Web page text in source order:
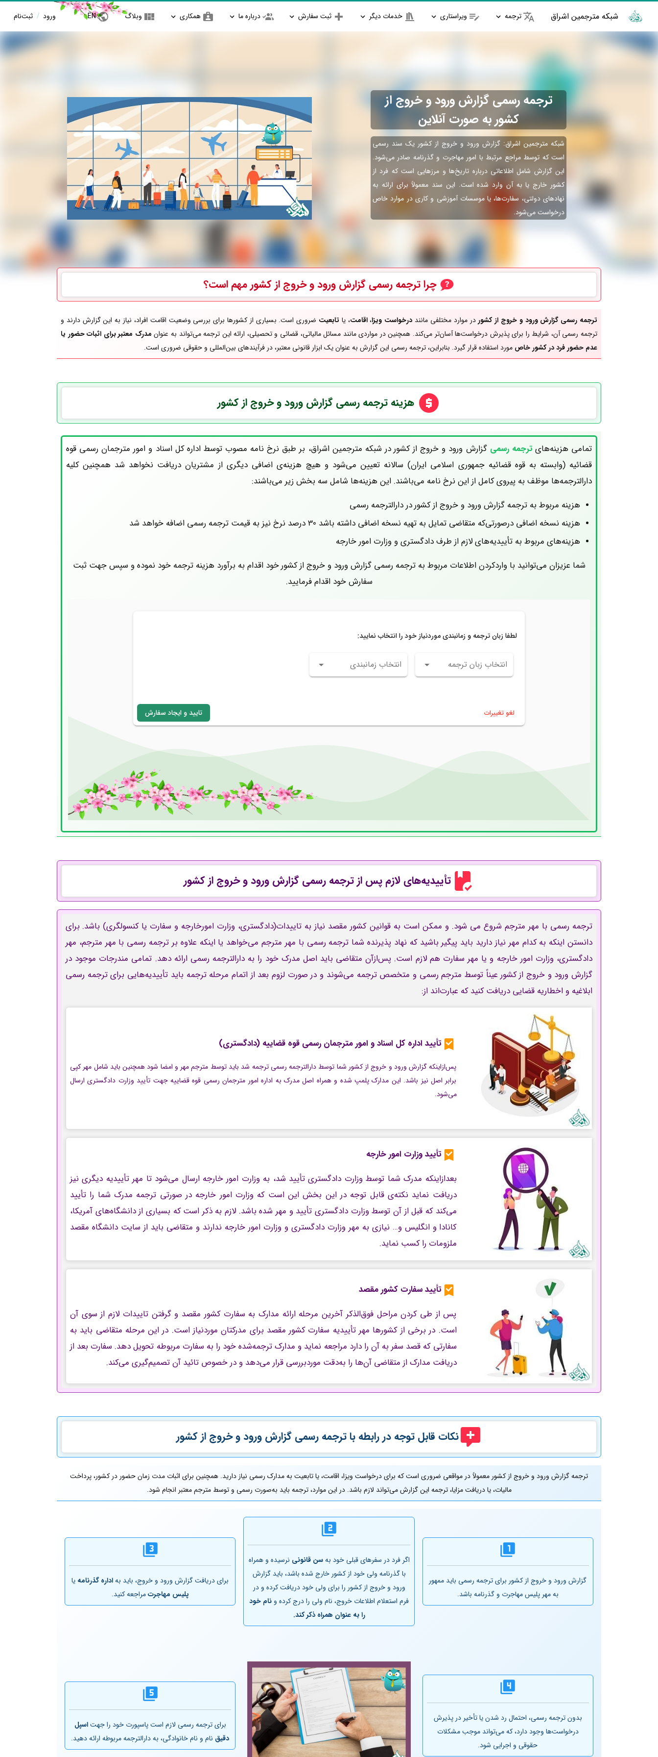
شبکه مترجمین اشراق ترجمه ویراستاری خدمات دیگر ثبت سفارش درباره ما همکاری وبلاگ EN ورود / ثبت‌نام
ترجمه رسمی گزارش ورود و خروج از
کشور به صورت آنلاین
شبکه مترجمین اشراق: گزارش ورود و خروج از کشور یک سند رسمی
است که توسط مراجع مرتبط با امور مهاجرت و گذرنامه صادر می‌شود.
این گزارش شامل اطلاعاتی درباره تاریخ‌ها و مرزهایی است که فرد از
کشور خارج یا به آن وارد شده است. این سند معمولاً برای ارائه به
نهادهای دولتی، سفارت‌ها، یا موسسات آموزشی و کاری در موارد خاص
درخواست می‌شود.
چرا ترجمه رسمیگزارش ورود و خروج از کشورمهم است؟
ترجمه رسمی گزارش ورود و خروج از کشور در موارد مختلفی مانند درخواست ویزا،اقامت، یا تابعیت ضروری است. بسیاری از کشورها برای بررسی وضعیت اقامت افراد، نیاز به این گزارش دارند و
ترجمه رسمی آن، شرایط را برای پذیرش درخواست‌ها آسان‌تر می‌کند. همچنین در مواردی مانند مسائل مالیاتی، قضائی و تحصیلی، ارائه این ترجمه می‌تواند به عنوانمدرک معتبر برای اثبات حضور یا
عدم حضور فرد در کشور خاص مورد استفاده قرار گیرد. بنابراین، ترجمه رسمی این گزارش به عنوان یک ابزار قانونی معتبر، در فرآیندهای بین‌المللی و حقوقی ضروری است.
هزینه ترجمه رسمی گزارش ورود و خروج از کشور
تمامی هزینه‌هایترجمه رسمی گزارش ورود و خروج از کشوردر شبکه مترجمین اشراق، بر طبق نرخ نامه مصوب توسط اداره کل اسناد و امور مترجمان رسمی قوه
قضائیه (وابسته به قوه قضائیه جمهوری اسلامی ایران) سالانه تعیین می‌شود و هیچ هزینه‌ی اضافی دیگری از مشتریان دریافت نخواهد شد همچنین کلیه
دارالترجمه‌ها موظف به پیروی کامل از این نرخ نامه می‌باشند. این هزینه‌ها شامل سه بخش زیر می‌باشند:
هزینه مربوط به ترجمه گزارش ورود و خروج از کشوردر دارالترجمه رسمی
هزینه نسخه اضافی درصورتی‌که متقاضی تمایل به تهیه نسخه اضافی داشته باشد 30 درصد نرخ نیز به قیمت ترجمه رسمی اضافه خواهد شد
هزینه‌های مربوط به تأییدیه‌های لازم از طرف دادگستری و وزارت امور خارجه
شما عزیزان می‌توانید با واردکردن اطلاعات مربوط به ترجمه رسمی گزارش ورود و خروج از کشورخود اقدام به برآورد هزینه ترجمه خود نموده و سپس جهت ثبت
سفارش خود اقدام فرمایید.
تأییدیه‌های لازم پس از ترجمه رسمی گزارش ورود و خروج از کشور
ترجمه رسمی با مهر مترجم شروع می شود. و ممکن است به قوانین کشور مقصد نیاز به تاییدات(دادگستری، وزارت امورخارجه و سفارت یا کنسولگری) باشد. برای
دانستن اینکه به کدام مهر نیاز دارید باید پیگیر باشید که نهاد پذیرنده شما ترجمه رسمی با مهر مترجم می‌خواهد یا اینکه علاوه بر ترجمه رسمی با مهر مترجم، مهر
دادگستری، وزارت امور خارجه و یا مهر سفارت هم لازم است. پس‌ازآن متقاضی باید اصل مدرک خود را به دارالترجمه رسمی ارائه دهد. تمامی مندرجات موجود در
گزارش ورود و خروج از کشور عیناً توسط مترجم رسمی و متخصص ترجمه می‌شوند و در صورت لزوم بعد از اتمام مرحله ترجمه باید تأییدیه‌هایی برای ترجمه رسمی
ابلاغیه و اخطاریه قضایی دریافت کنید که عبارت‌اند از:
تأیید اداره کل اسناد و امور مترجمان رسمی قوه قضاییه (دادگستری)
پس‌ازاینکه گزارش ورود و خروج از کشور شما توسط دارالترجمه رسمی ترجمه شد باید توسط مترجم مهر و امضا شود همچنین باید شامل مهر کپی
برابر اصل نیز باشد. این مدارک پلمپ شده و همراه اصل مدرک به اداره امور مترجمان رسمی قوه قضاییه جهت تأیید وزارت دادگستری ارسال
می‌شود.
تأیید وزارت امور خارجه
بعدازاینکه مدرک شما توسط وزارت دادگستری تأیید شد، به وزارت امور خارجه ارسال می‌شود تا مهر تأییدیه دیگری نیز
دریافت نماید نکته‌ی قابل توجه در این بخش این است که وزارت امور خارجه در صورتی ترجمه مدرک شما را تأیید
می‌کند که قبل از آن توسط وزارت دادگستری تأیید و مهر شده باشد. لازم به ذکر است که بسیاری از دانشگاه‌های آمریکا،
کانادا و انگلیس و… نیازی به مهر وزارت دادگستری و وزارت امور خارجه ندارند و متقاضی باید از سایت دانشگاه مقصد
ملزومات را کسب نماید.
تأیید سفارت کشور مقصد
پس از طی کردن مراحل فوق‌الذکر آخرین مرحله ارائه مدارک به سفارت کشور مقصد و گرفتن تاییدات لازم از سوی آن
است. در برخی از کشورها مهر تأییدیه سفارت کشور مقصد برای مدرکتان موردنیاز است. در این مرحله متقاضی باید به
سفارتی که قصد سفر به آن را دارد مراجعه نماید و مدارک ترجمه‌شده خود را به سفارت مربوطه تحویل دهد. سفارت بعد از
دریافت مدارک از متقاضی آن‌ها را به‌دقت موردبررسی قرار می‌دهد و در خصوص تائید آن تصمیم‌گیری می‌کند.
نکات قابل توجه در رابطه با ترجمه رسمی گزارش ورود و خروج از کشور
ترجمه گزارش ورود و خروج از کشور معمولاً در مواقعی ضروری است که برای درخواست ویزا، اقامت، یا تابعیت به مدارک رسمی نیاز دارید. همچنین برای اثبات مدت زمان حضور در کشور، پرداخت
مالیات، یا دریافت مزایا، ترجمه این گزارش می‌تواند لازم باشد. در این موارد، ترجمه باید به‌صورت رسمی و توسط مترجم معتبر انجام شود.
گزارش ورود و خروج از کشور برای ترجمه رسمی باید ممهور
به مهر پلیس مهاجرت و گذرنامه باشد.
اگر فرد در سفرهای قبلی خود بهسن قانونی نرسیده و همراه
با گذرنامه ولی خود از کشور خارج شده باشد، باید گزارش
ورود و خروج از کشور را برای ولی خود دریافت کرده و در
فرم استعلام اطلاعات خروج، نام ولی را درج کرده و نام خود
را به عنوان همراه ذکر کند.
برای دریافت گزارش ورود و خروج، باید بهاداره گذرنامه یا
پلیس مهاجرتمراجعه کنید.
بدون ترجمه رسمی، احتمال رد شدن یا تأخیر در پذیرش
درخواست‌ها وجود دارد، که می‌تواند موجب مشکلات
حقوقی و اجرایی شود.
برای ترجمه رسمی لازم است پاسپورت خود را جهتاسپل
دقیق نام و نام خانوادگی، به دارالترجمه مربوطه ارائه دهید.